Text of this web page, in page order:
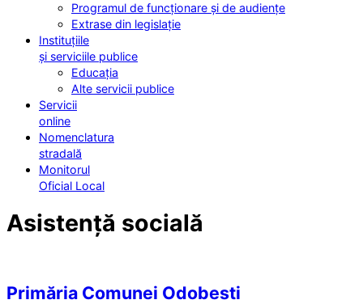
Programul de funcționare și de audiențe
Extrase din legislație
Instituțiile
și serviciile publice
Educația
Alte servicii publice
Servicii
online
Nomenclatura
stradală
Monitorul
Oficial Local
Asistență socială
Primăria Comunei Odobești